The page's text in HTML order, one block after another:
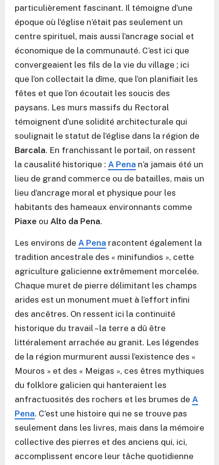
particulièrement fascinant. Il témoigne d’une
époque où l’église n’était pas seulement un
centre spirituel, mais aussi l’ancrage social et
économique de la communauté. C’est ici que
convergeaient les fils de la vie du village ; ici
que l’on collectait la dîme, que l’on planifiait les
fêtes et que l’on écoutait les soucis des
paysans. Les murs massifs du Rectoral
témoignent d’une solidité architecturale qui
soulignait le statut de l’église dans la région de
Barcala. En franchissant le portail, on ressent
la causalité historique : A Pena n’a jamais été un
lieu de grand commerce ou de batailles, mais un
lieu d’ancrage moral et physique pour les
habitants des hameaux environnants comme
Piaxe ou Alto da Pena.
Les environs de A Pena racontent également la
tradition ancestrale des « minifundios », cette
agriculture galicienne extrêmement morcelée.
Chaque muret de pierre délimitant les champs
arides est un monument muet à l’effort infini
des ancêtres. On ressent ici la continuité
historique du travail – la terre a dû être
littéralement arrachée au granit. Les légendes
de la région murmurent aussi l’existence des «
Mouros » et des « Meigas », ces êtres mythiques
du folklore galicien qui hanteraient les
anfractuosités des rochers et les brumes de A
Pena. C’est une histoire qui ne se trouve pas
seulement dans les livres, mais dans la mémoire
collective des pierres et des anciens qui, ici,
accomplissent encore leur tâche quotidienne